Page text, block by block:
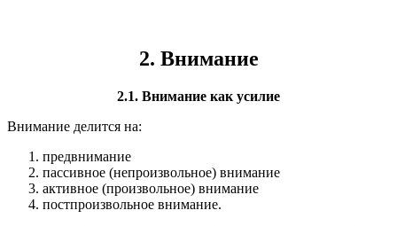
2. Внимание
2.1. Внимание как усилие
Внимание делится на:
предвнимание
пассивное (непроизвольное) внимание
активное (произвольное) внимание
постпроизвольное внимание.